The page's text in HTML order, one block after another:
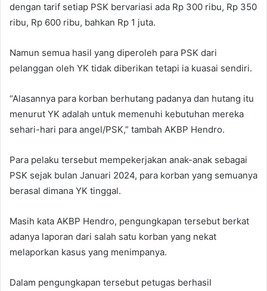
dengan tarif setiap PSK bervariasi ada Rp 300 ribu, Rp 350
ribu, Rp 600 ribu, bahkan Rp 1 juta.
Namun semua hasil yang diperoleh para PSK dari
pelanggan oleh YK tidak diberikan tetapi ia kuasai sendiri.
“Alasannya para korban berhutang padanya dan hutang itu
menurut YK adalah untuk memenuhi kebutuhan mereka
sehari-hari para angel/PSK,” tambah AKBP Hendro.
Para pelaku tersebut mempekerjakan anak-anak sebagai
PSK sejak bulan Januari 2024, para korban yang semuanya
berasal dimana YK tinggal.
Masih kata AKBP Hendro, pengungkapan tersebut berkat
adanya laporan dari salah satu korban yang nekat
melaporkan kasus yang menimpanya.
Dalam pengungkapan tersebut petugas berhasil